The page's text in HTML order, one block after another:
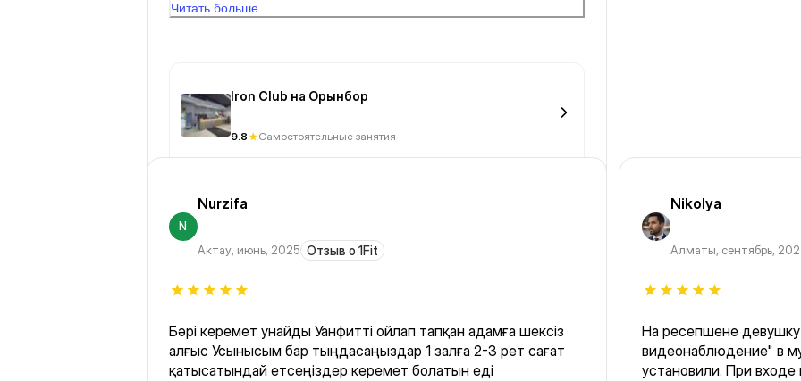
Читать больше
Iron Club на Орынбор
9.8 Самостоятельные занятия
N
Nurzifa
Актау, июнь, 2025 Отзыв о 1Fit
Бәрі керемет унайды Уанфитті ойлап тапқан адамға шексіз
алғыс Усынысым бар тыңдасаңыздар 1 залға 2-3 рет сағат
қатысатындай етсеңіздер керемет болатын еді
Nikolya
Алматы, сентябрь,
На ресепшене
видеонаблюдение" в
установили. При входе